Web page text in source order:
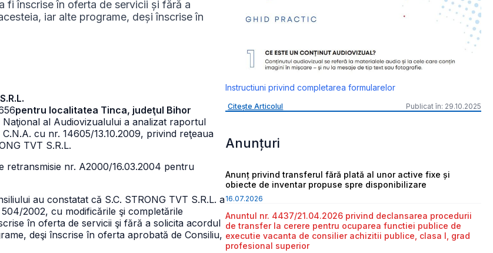
fi înscrise în oferta de servicii și fără a
iar alte programe, deși înscrise în
pentru localitatea Tinca, judeţul Bihor
al Audiovizualului a analizat raportul
cu nr. 14605/13.10.2009, privind reţeaua
TVT S.R.L.
retransmisie nr. A2000/16.03.2004 pentru
au constatat că S.C. STRONG TVT S.R.L. a
2002, cu modificările şi completările
în oferta de servicii şi fără a solicita acordul
deşi înscrise în oferta aprobată de Consiliu,
Instructiuni privind completarea formularelor
Citește Articolul Publicat în: 29.10.2025
Anunțuri
Anunț privind transferul fără plată al unor active fixe și
obiecte de inventar propuse spre disponibilizare
16.07.2026
Anuntul nr. 4437/21.04.2026 privind declansarea procedurii
de transfer la cerere pentru ocuparea functiei publice de
executie vacanta de consilier achizitii publice, clasa I, grad
profesional superior